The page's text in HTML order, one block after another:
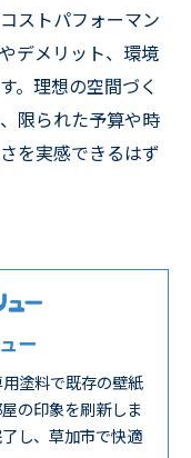
ストパフォーマン
デメリット、環境
。理想の空間づく
限られた予算や時
を実感できるはず
ー
塗料で既存の壁紙
の印象を刷新しま
し、草加市で快適